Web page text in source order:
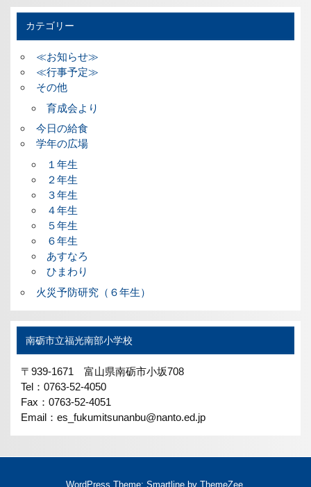
カテゴリー
≪お知らせ≫
≪行事予定≫
その他
育成会より
今日の給食
学年の広場
１年生
２年生
３年生
４年生
５年生
６年生
あすなろ
ひまわり
火災予防研究（６年生）
南砺市立福光南部小学校
〒939-1671 富山県南砺市小坂708
Tel：0763-52-4050
Fax：0763-52-4051
Email：es_fukumitsunanbu@nanto.ed.jp
WordPress Theme: Smartline by ThemeZee.